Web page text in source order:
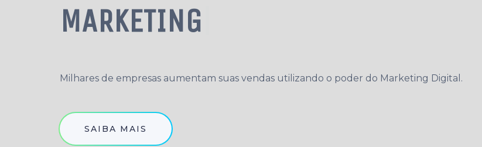
MARKETING DIGITA
Milhares de empresas aumentam suas vendas utilizando o poder do Marketing Digital.
SAIBA MAIS